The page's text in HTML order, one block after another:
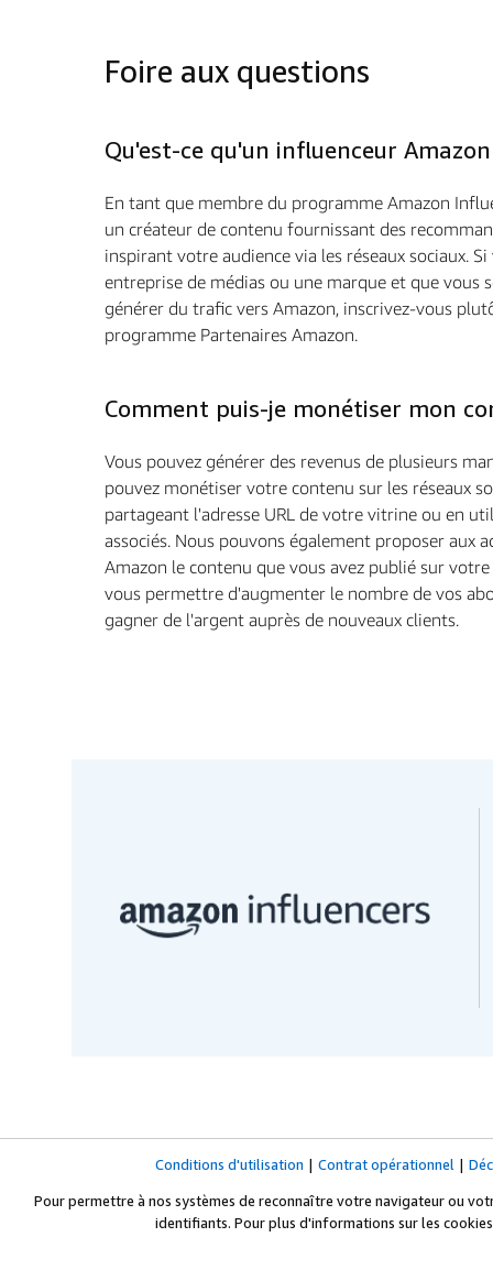
Foire aux questions
Qu'est-ce qu'un influenceur
En tant que membre du programme Amazon
un créateur de contenu fournissant des
inspirant votre audience via les réseaux sociaux.
entreprise de médias ou une marque et que vous
générer du trafic vers Amazon, inscrivez-vous
programme Partenaires Amazon.
Comment puis-je monétiser mon
Vous pouvez générer des revenus de plusieurs
pouvez monétiser votre contenu sur les réseaux
partageant l'adresse URL de votre vitrine ou en
associés. Nous pouvons également proposer aux
Amazon le contenu que vous avez publié sur
vous permettre d'augmenter le nombre de vos
gagner de l'argent auprès de nouveaux clients.
Conditions d'utilisation | Contrat opérationnel |
Pour permettre à nos systèmes de reconnaître votre navigateur ou
identifiants. Pour plus d'informations sur les